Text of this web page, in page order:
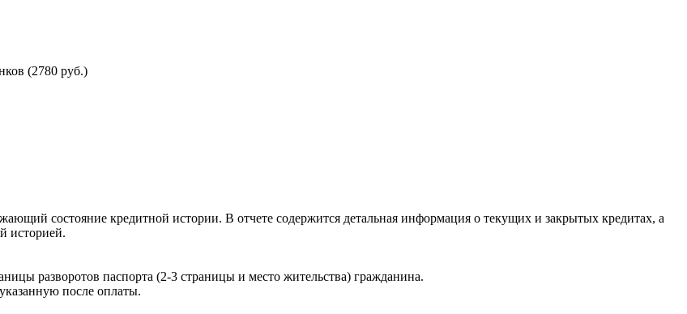
(2780 руб.)
состояние кредитной истории. В отчете содержится детальная информация о текущих и закрытых кредитах, а
историей.
разворотов паспорта (2-3 страницы и место жительства) гражданина.
после оплаты.